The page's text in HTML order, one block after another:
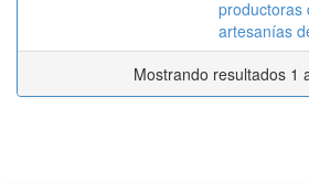
productoras
artesanías
Mostrando resultados 1